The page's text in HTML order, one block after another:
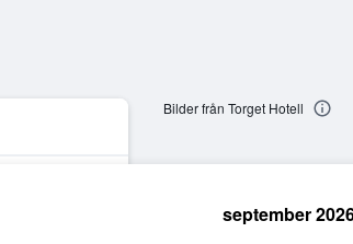
Bilder från Torget Hotell
september